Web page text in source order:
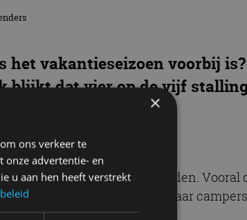
het vakantieseizoen voorbij
blijkt dat vier op de vijf
zoveel als tien jaar geleden. Vooral
liefst 85% vaker gezocht naar
×
ons verkeer te
onze advertentie- en
u aan hen heeft verstrekt